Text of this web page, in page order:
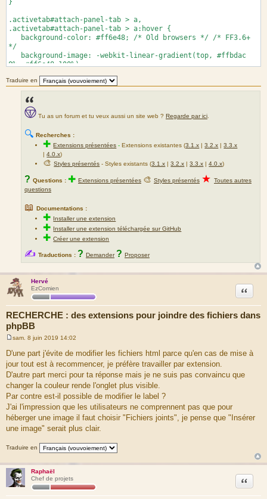
}
.activetab#attach-panel-tab > a,
.activetab#attach-panel-tab > a:hover {
background-color: #ff6e48; /* Old browsers */ /* FF3.6+
*/
background-image: -webkit-linear-gradient(top, #ffbdac
0%, #ff6e48 100%);
0%,#ff6e48 100%); /* W3C */
filter: progid:DXImageTransform.Microsoft.gradient(
startColorstr='#ffbdac',
endColorstr='#ff6e48',GradientType=0 ); /* IE6-9 */
border-color: #ff6e48;
color: #333333;
Traduire en
Tu as un forum et tu veux aussi un site web ? Regarde par ici.
🔍 Recherches :
✚Extensions présentées -Extensions existantes (3.1.x |3.2.x |3.3.x
|4.0.x)
🎨Styles présentés - Styles existants (3.1.x |3.2.x |3.3.x |4.0.x)
? Questions : ✚ Extensions présentées 🎨 Styles présentés ★ Toutes autres
questions
📖 Documentations :
✚ Installer une extension
✚ Installer une extension téléchargée sur GitHub
✚Créer une extension
✍ Traductions : ? Demander ? Proposer
Hervé
EzComien
RECHERCHE : des extensions pour joindre des fichiers dans
phpBB
Citation
s
s
g
e
sam. 8 juin 2019 14:02
D'une part j'évite de modifier les fichiers html parce qu'en cas de mise à
jour tout est à recommencer, je préfère travailler par extension.
D'autre part merci pour ta réponse mais je ne suis pas convaincu que
changer la couleur rende l'onglet plus visible.
Par contre est-il possible de modifier le label ?
J'ai l'impression que les utilisateurs ne comprennent pas que pour
héberger une image il faut choisir "Fichiers joints", je pense que "Insérer
une image" serait plus clair.
Traduire en
Raphaël
Chef de projets
Citation